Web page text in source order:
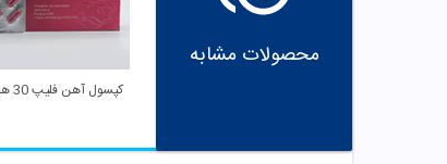
محصولات مشابه
کپسول آهن فلیپ 30 های هلث